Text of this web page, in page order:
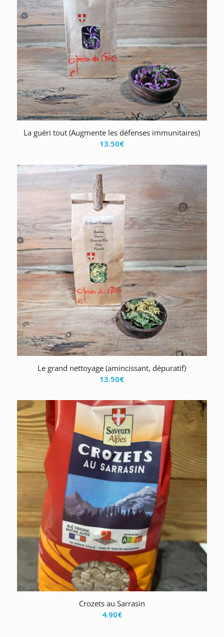
La guéri tout (Augmente les défenses immunitaires)
13.50€
Le grand nettoyage (amincissant, dépuratif)
13.50€
Crozets au Sarrasin
4.90€